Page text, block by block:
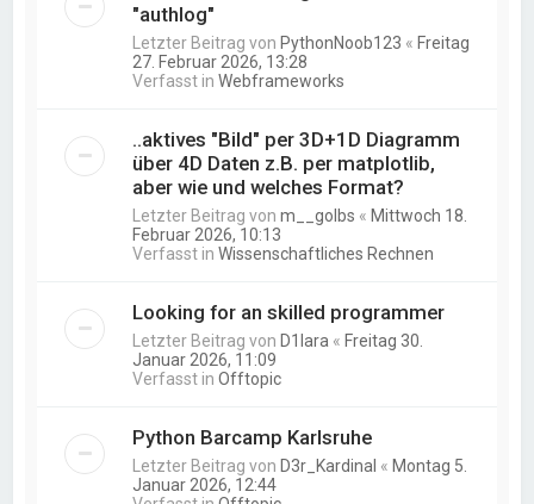
"authlog"
Letzter Beitrag von PythonNoob123 « Freitag
27. Februar 2026, 13:28
Verfasst inWebframeworks
..aktives "Bild" per 3D+1D Diagramm
über 4D Daten z.B. per matplotlib,
aber wie und welches Format?
Letzter Beitrag vonm__golbs « Mittwoch 18.
Februar 2026, 10:13
Verfasst inWissenschaftliches Rechnen
Looking for an skilled programmer
Letzter Beitrag von D1lara « Freitag 30.
Januar 2026, 11:09
Verfasst inOfftopic
Python Barcamp Karlsruhe
Letzter Beitrag von D3r_Kardinal « Montag 5.
Januar 2026, 12:44